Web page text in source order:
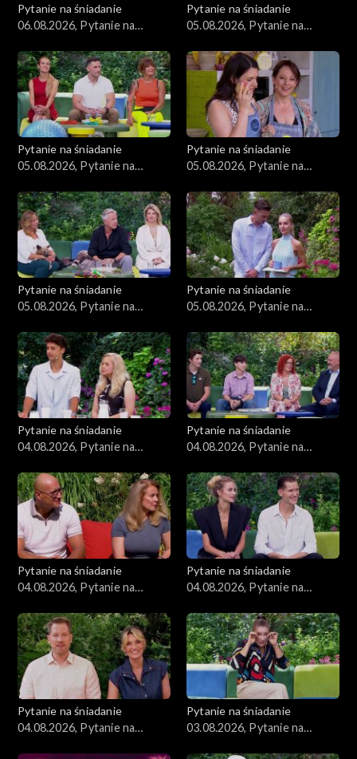
Materiały
Odcinki
Pytanie na śniadanie
06.08.2026, Pytanie na
Pytanie na śniadanie
05.08.2026, Pytanie na
Pytanie na śniadanie
05.08.2026, Pytanie na
Pytanie na śniadanie
05.08.2026, Pytanie na
Pytanie na śniadanie
05.08.2026, Pytanie na
Pytanie na śniadanie
05.08.2026, Pytanie na
Pytanie na śniadanie
04.08.2026, Pytanie na
Pytanie na śniadanie
04.08.2026, Pytanie na
Pytanie na śniadanie
04.08.2026, Pytanie na
Pytanie na śniadanie
04.08.2026, Pytanie na
Pytanie na śniadanie
04.08.2026, Pytanie na
Pytanie na śniadanie
03.08.2026, Pytanie na